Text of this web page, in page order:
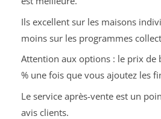
Ils excellent sur les maisons
moins sur les programmes
Attention aux options : le prix de
% une fois que vous ajoutez les
Le service après-vente est un
avis clients.